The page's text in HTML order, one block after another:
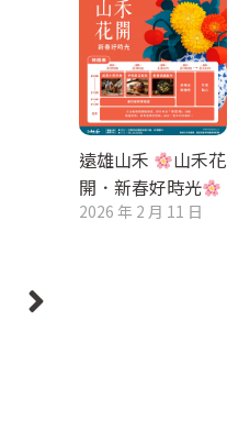
遠雄山禾
山禾花
開．新春好時光
2026 年 2 月 11 日